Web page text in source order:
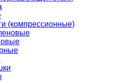
(компрессионные)